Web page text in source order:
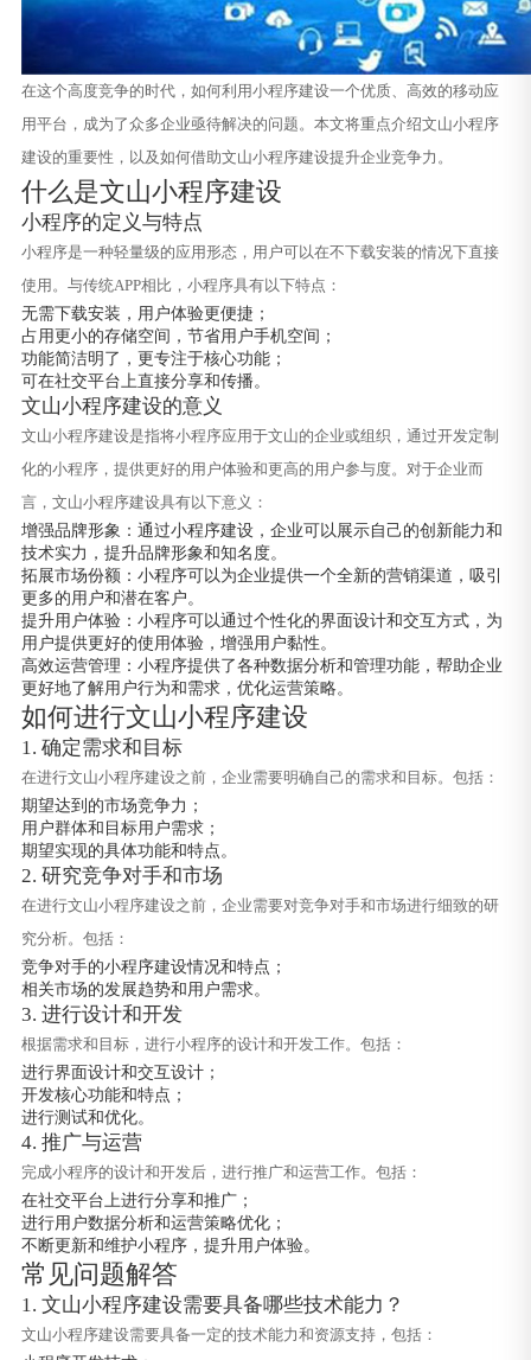
在这个高度竞争的时代，如何利用小程序建设一个优质、高效的移动应
用平台，成为了众多企业亟待解决的问题。本文将重点介绍文山小程序
建设的重要性，以及如何借助文山小程序建设提升企业竞争力。
什么是文山小程序建设
小程序的定义与特点
小程序是一种轻量级的应用形态，用户可以在不下载安装的情况下直接
使用。与传统APP相比，小程序具有以下特点：
无需下载安装，用户体验更便捷；
占用更小的存储空间，节省用户手机空间；
功能简洁明了，更专注于核心功能；
可在社交平台上直接分享和传播。
文山小程序建设的意义
文山小程序建设是指将小程序应用于文山的企业或组织，通过开发定制
化的小程序，提供更好的用户体验和更高的用户参与度。对于企业而
言，文山小程序建设具有以下意义：
增强品牌形象：通过小程序建设，企业可以展示自己的创新能力和
技术实力，提升品牌形象和知名度。
拓展市场份额：小程序可以为企业提供一个全新的营销渠道，吸引
更多的用户和潜在客户。
提升用户体验：小程序可以通过个性化的界面设计和交互方式，为
用户提供更好的使用体验，增强用户黏性。
高效运营管理：小程序提供了各种数据分析和管理功能，帮助企业
更好地了解用户行为和需求，优化运营策略。
如何进行文山小程序建设
1. 确定需求和目标
在进行文山小程序建设之前，企业需要明确自己的需求和目标。包括：
期望达到的市场竞争力；
用户群体和目标用户需求；
期望实现的具体功能和特点。
2. 研究竞争对手和市场
在进行文山小程序建设之前，企业需要对竞争对手和市场进行细致的研
究分析。包括：
竞争对手的小程序建设情况和特点；
相关市场的发展趋势和用户需求。
3. 进行设计和开发
根据需求和目标，进行小程序的设计和开发工作。包括：
进行界面设计和交互设计；
开发核心功能和特点；
进行测试和优化。
4. 推广与运营
完成小程序的设计和开发后，进行推广和运营工作。包括：
在社交平台上进行分享和推广；
进行用户数据分析和运营策略优化；
不断更新和维护小程序，提升用户体验。
常见问题解答
1. 文山小程序建设需要具备哪些技术能力？
文山小程序建设需要具备一定的技术能力和资源支持，包括：